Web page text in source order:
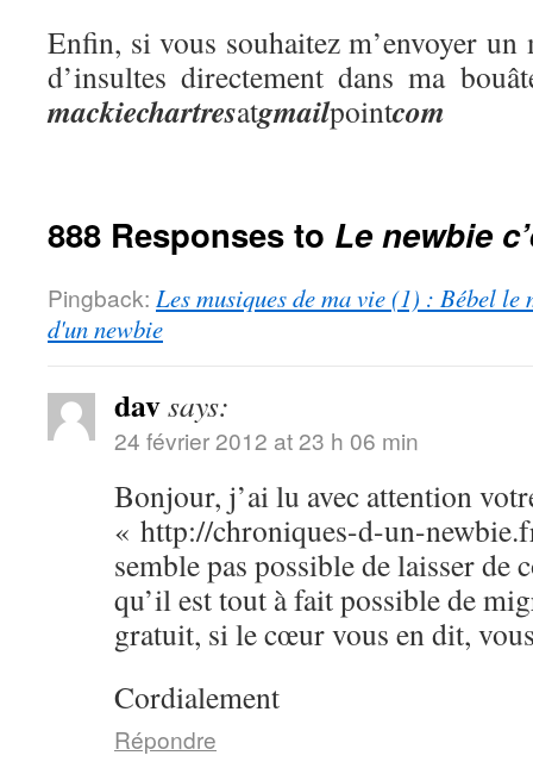
Enfin, si vous souhaitez m’envoyer
d’insultes directement dans ma
mackiechartresatgmailpointcom
888 Responses to Le newbie
Pingback: Les musiques de ma vie (1) : Bébel le
d'un newbie
davsays:
24 février 2012 at 23 h 06 min
Bonjour, j’ai lu avec attention
« http://chroniques-d-un-
semble pas possible de laisser de
qu’il est tout à fait possible de
gratuit, si le cœur vous en dit,
Cordialement
Répondre